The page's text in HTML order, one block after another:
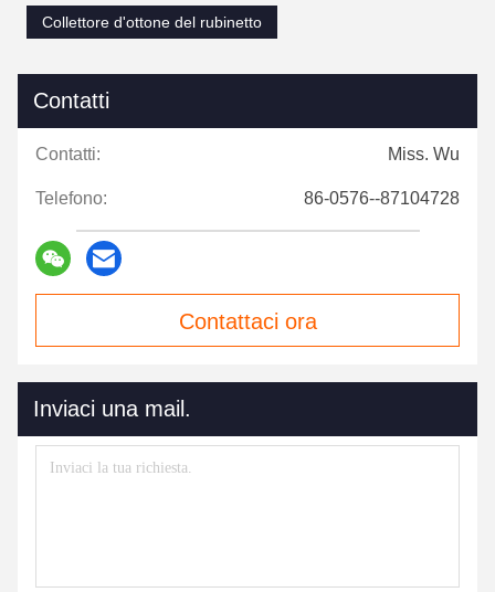
Collettore d'ottone del rubinetto
Contatti
Contatti: Miss. Wu
Telefono: 86-0576--87104728
Contattaci ora
Inviaci una mail.